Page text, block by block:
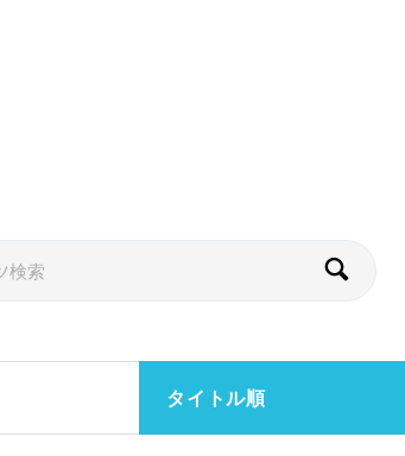
タイトル順